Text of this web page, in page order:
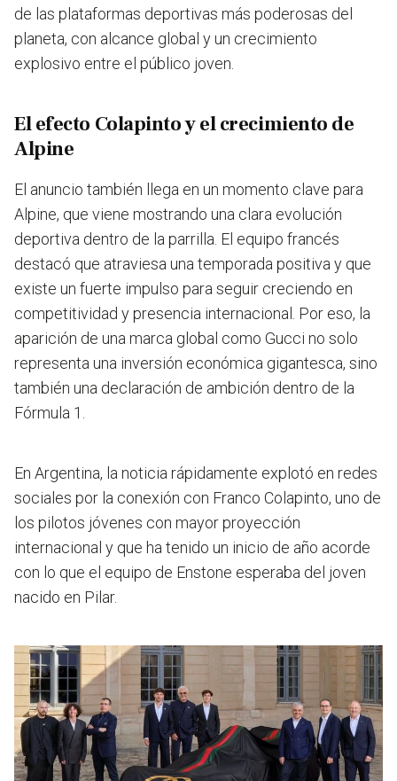
de las plataformas deportivas más poderosas del
planeta, con alcance global y un crecimiento
explosivo entre el público joven.
El efecto Colapinto y el crecimiento de
Alpine
El anuncio también llega en un momento clave para
Alpine, que viene mostrando una clara evolución
deportiva dentro de la parrilla. El equipo francés
destacó que atraviesa una temporada positiva y que
existe un fuerte impulso para seguir creciendo en
competitividad y presencia internacional. Por eso, la
aparición de una marca global como Gucci no solo
representa una inversión económica gigantesca, sino
también una declaración de ambición dentro de la
Fórmula 1.
En Argentina, la noticia rápidamente explotó en redes
sociales por la conexión con Franco Colapinto, uno de
los pilotos jóvenes con mayor proyección
internacional y que ha tenido un inicio de año acorde
con lo que el equipo de Enstone esperaba del joven
nacido en Pilar.